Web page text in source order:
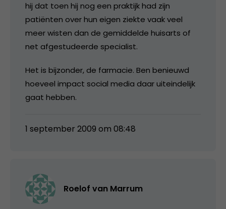
hij dat toen hij nog een praktijk had zijn
patiënten over hun eigen ziekte vaak veel
meer wisten dan de gemiddelde huisarts of
net afgestudeerde specialist.
Het is bijzonder, de farmacie. Ben benieuwd
hoeveel impact social media daar uiteindelijk
gaat hebben.
1 september 2009 om 08:48
Roelof van Marrum